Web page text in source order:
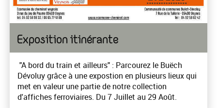
Exposition itinérante
"A bord du train et ailleurs" : Parcourez le Buëch
Dévoluy grâce à une expostion en plusieurs lieux qui
met en valeur une partie de notre collection
d'affiches ferroviaires. Du 7 Juillet au 29 Août.